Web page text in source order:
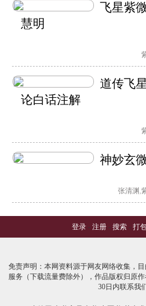
飞星紫
慧明
道传飞
论白话注解
神妙玄
张清渊 ,
登录 - 注册 - 搜索 - 打
免责声明：本网资料源于网友网络收集，
服务（下载流量费除外），作品版权归原
30日内联系我